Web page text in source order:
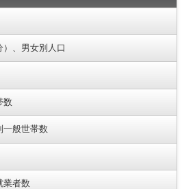
、男女別人口
数
一般世帯数
業者数